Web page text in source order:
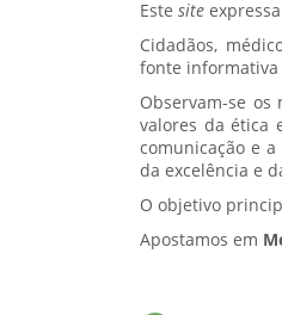
Este site
Cidadãos,
fonte
Observam-se
valores da ética
comunicação e
da excelência e
O objetivo
Apostamos em